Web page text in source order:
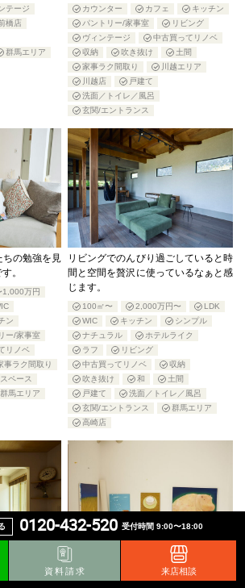
0120-432-520 受付時間 9:00〜18:00
資料請求 来店相談
テージ
橋店
群馬エリア
カウンター
カフェ
キッチン
パントリー/家事室
リビング
ヴィンテージ
中古買ってリノベ
収納
吹き抜け
土間
家事ラク間取り
川越エリア
川越店
戸建て
洗面／トイレ／風呂
玄関/エントランス
の勉強を見
。
1,000万円
ン
ー/家事室
リノベ
事ラク間取り
ペース
群馬エリア
リビングでのんびり過ごしていると時
間と空間を贅沢に使っているなぁと感
じます。
100㎡〜 2,000万円〜
LDK
WIC
キッチン
シンプル
ナチュラル
ホテルライク
ラフ
リビング
中古買ってリノベ
収納
吹き抜け
和
土間
戸建て
洗面／トイレ／風呂
玄関/エントランス
群馬エリア
高崎店
子どもが目に
心です。
2階で本を読む時間が楽しいです。本
棚はDIYで暮らしながら作っていると